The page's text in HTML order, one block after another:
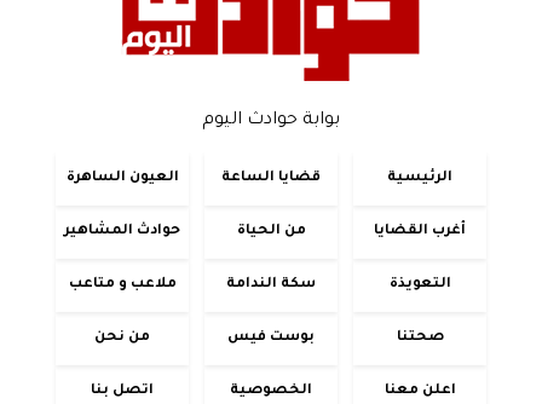
بوابة حوادث اليوم
الرئيسية قضايا الساعة العيون الساهرة
أغرب القضايا من الحياة حوادث المشاهير
التعويذة سكة الندامة ملاعب و متاعب
صحتنا بوست فيس من نحن
اعلن معنا الخصوصية اتصل بنا